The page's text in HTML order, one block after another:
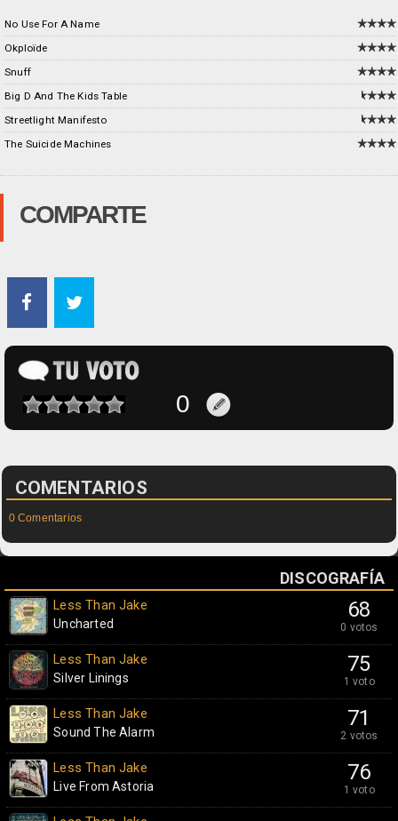
No Use For A Name
Okploïde
Snuff
Big D And The Kids Table
Streetlight Manifesto
The Suicide Machines
COMPARTE
COMENTARIOS
0 Comentarios
DISCOGRAFÍA
68
0 votos
Less Than Jake
Uncharted
75
1 voto
Less Than Jake
Silver Linings
71
2 votos
Less Than Jake
Sound The Alarm
76
1 voto
Less Than Jake
Live From Astoria